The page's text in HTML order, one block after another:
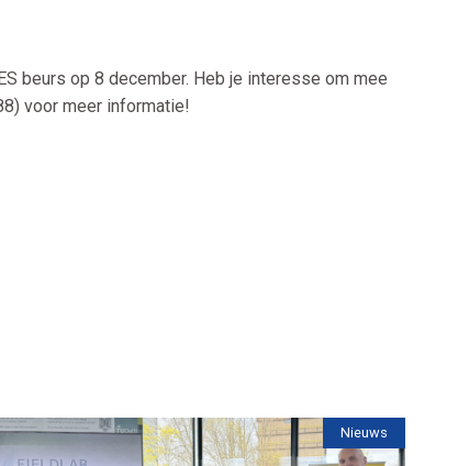
beurs op 8 december. Heb je interesse om mee
voor meer informatie!
Nieuws